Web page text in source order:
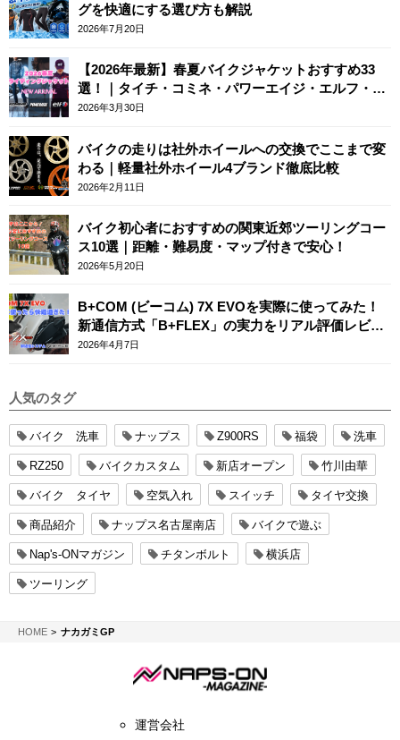
グを快適にする選び方も解説
2026年7月20日
【2026年最新】春夏バイクジャケットおすすめ33
選！｜タイチ・コミネ・パワーエイジ・エルフ・エ
ースカフェロンドン
2026年3月30日
バイクの走りは社外ホイールへの交換でここまで変
わる｜軽量社外ホイール4ブランド徹底比較
2026年2月11日
バイク初心者におすすめの関東近郊ツーリングコー
ス10選｜距離・難易度・マップ付きで安心！
2026年5月20日
B+COM (ビーコム) 7X EVOを実際に使ってみた！
新通信方式「B+FLEX」の実力をリアル評価レビュ
ー
2026年4月7日
人気のタグ
バイク 洗車 ナップス Z900RS 福袋 洗車
RZ250 バイクカスタム 新店オープン 竹川由華
バイク タイヤ 空気入れ スイッチ タイヤ交換
商品紹介 ナップス名古屋南店 バイクで遊ぶ
Nap's-ONマガジン チタンボルト 横浜店
ツーリング
HOMENAPS-ON マガジン
ナカガミGP
運営会社